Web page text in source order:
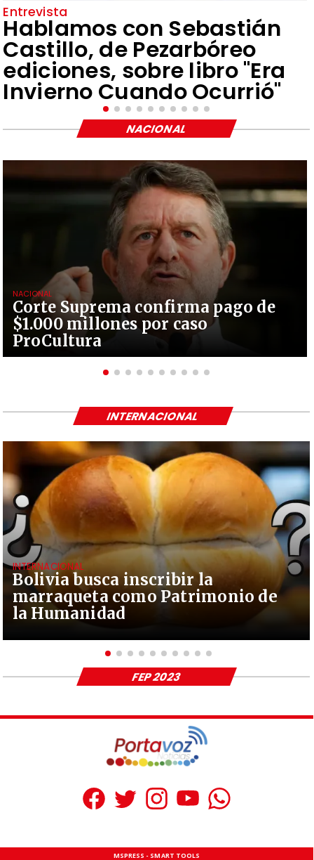
Entrevista
Hablamos con Sebastián
Castillo, de Pezarbóreo
ediciones, sobre libro "Era
Invierno Cuando Ocurrió"
Corte Suprema confirma pago de
$1.000 millones por caso
ProCultura
NACIONAL
NACIONAL
Bolivia busca inscribir la
marraqueta como Patrimonio de
la Humanidad
INTERNACIONAL
INTERNACIONAL
FEP 2023
MSPRESS - SMART TOOLS